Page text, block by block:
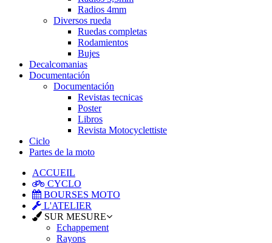
Radios 4mm
Diversos rueda
Ruedas completas
Rodamientos
Bujes
Decalcomanias
Documentación
Documentación
Revistas tecnicas
Poster
Libros
Revista Motocyclettiste
Ciclo
Partes de la moto
ACCUEIL
CYCLO
BOURSES MOTO
L'ATELIER
SUR MESURE
Echappement
Rayons